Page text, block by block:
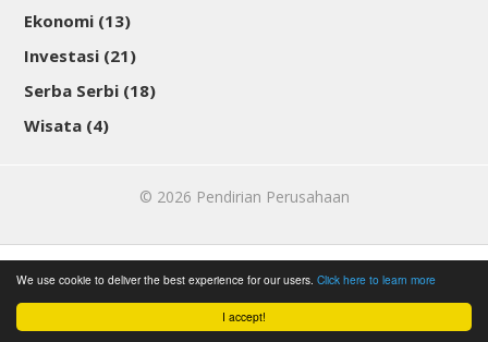
I accept!
We use cookie to deliver the best experience for our users. Click here to learn more
Ekonomi (13)
Investasi (21)
Serba Serbi (18)
Wisata (4)
© 2026 Pendirian Perusahaan